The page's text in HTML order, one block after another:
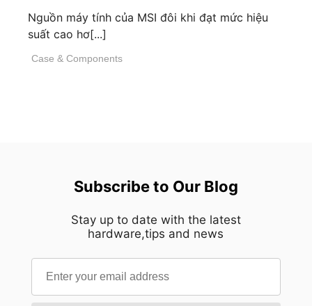
Nguồn máy tính của MSI đôi khi đạt mức hiệu
suất cao hơ[...]
Case & Components
Subscribe to Our Blog
Stay up to date with the latest
hardware,tips and news